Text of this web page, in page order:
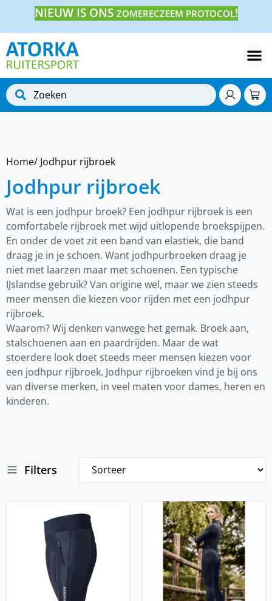
NIEUW IS ONS ZOMERECZEEM PROTOCOL!
Home/ Jodhpur rijbroek
Jodhpur rijbroek
Wat is een jodhpur broek? Een jodhpur rijbroek is een
comfortabele rijbroek met wijd uitlopende broekspijpen.
En onder de voet zit een band van elastiek, die band
draag je in je schoen. Want jodhpurbroeken draag je
niet met laarzen maar met schoenen. Een typische
IJslandse gebruik? Van origine wel, maar we zien steeds
meer mensen die kiezen voor rijden met een jodhpur
rijbroek.
Waarom? Wij denken vanwege het gemak. Broek aan,
stalschoenen aan en paardrijden. Maar de wat
stoerdere look doet steeds meer mensen kiezen voor
een jodhpur rijbroek. Jodhpur rijbroeken vind je bij ons
van diverse merken, in veel maten voor dames, heren en
kinderen.
Filters